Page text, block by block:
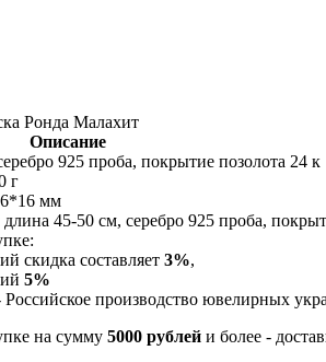
Описание
925 проба, покрытие позолота 24 к
г
мм
45-50 см, серебро 925 проба,
скидка составляет 3%,
5%
производство ювелирных
на сумму 5000 рублей и более -